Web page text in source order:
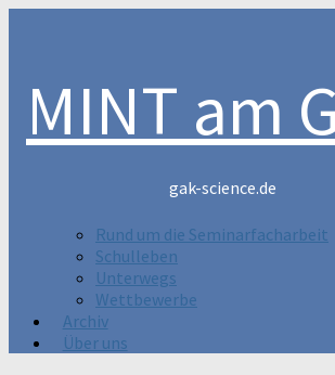
MINT am
gak-science.de
Rund um die Seminarfacharbeit
Schulleben
Unterwegs
Wettbewerbe
Archiv
Über uns